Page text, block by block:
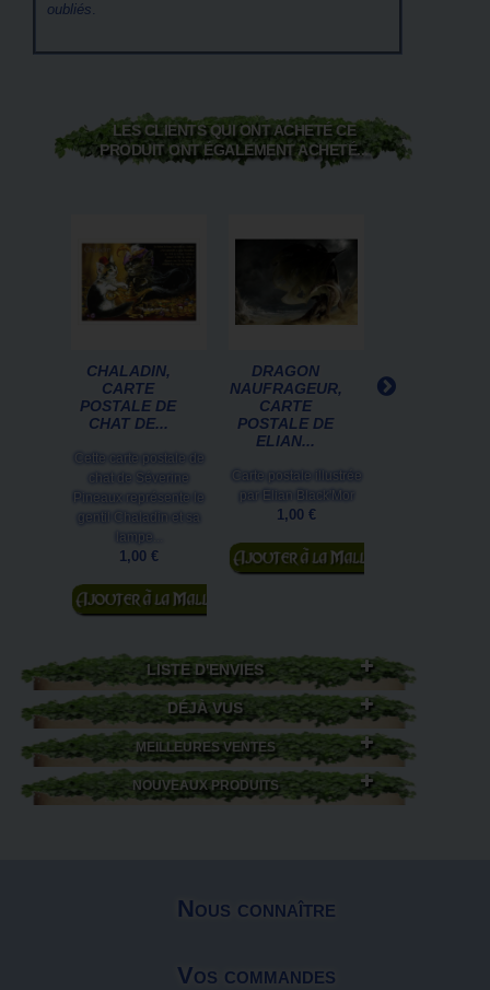
oubliés.
LES CLIENTS QUI ONT ACHETÉ CE
PRODUIT ONT ÉGALEMENT ACHETÉ...
CHALADIN,
CARTE
POSTALE DE
CHAT DE...
Cette carte postale de
chat de Séverine
Pineaux représente le
gentil Chaladin et sa
lampe...
1,00 €
Ajouter au
panier
DRAGON
NAUFRAGEUR,
CARTE
POSTALE DE
ELIAN...
Carte postale illustrée
par Elian Black'Mor
1,00 €
Ajouter au
panier
LISTE D'ENVIES
DÉJÀ VUS
MEILLEURES VENTES
NOUVEAUX PRODUITS
Nous connaître
Vos commandes